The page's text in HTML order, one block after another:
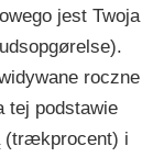
jest Twoja
roczne
tej podstawie
(trækprocent) i